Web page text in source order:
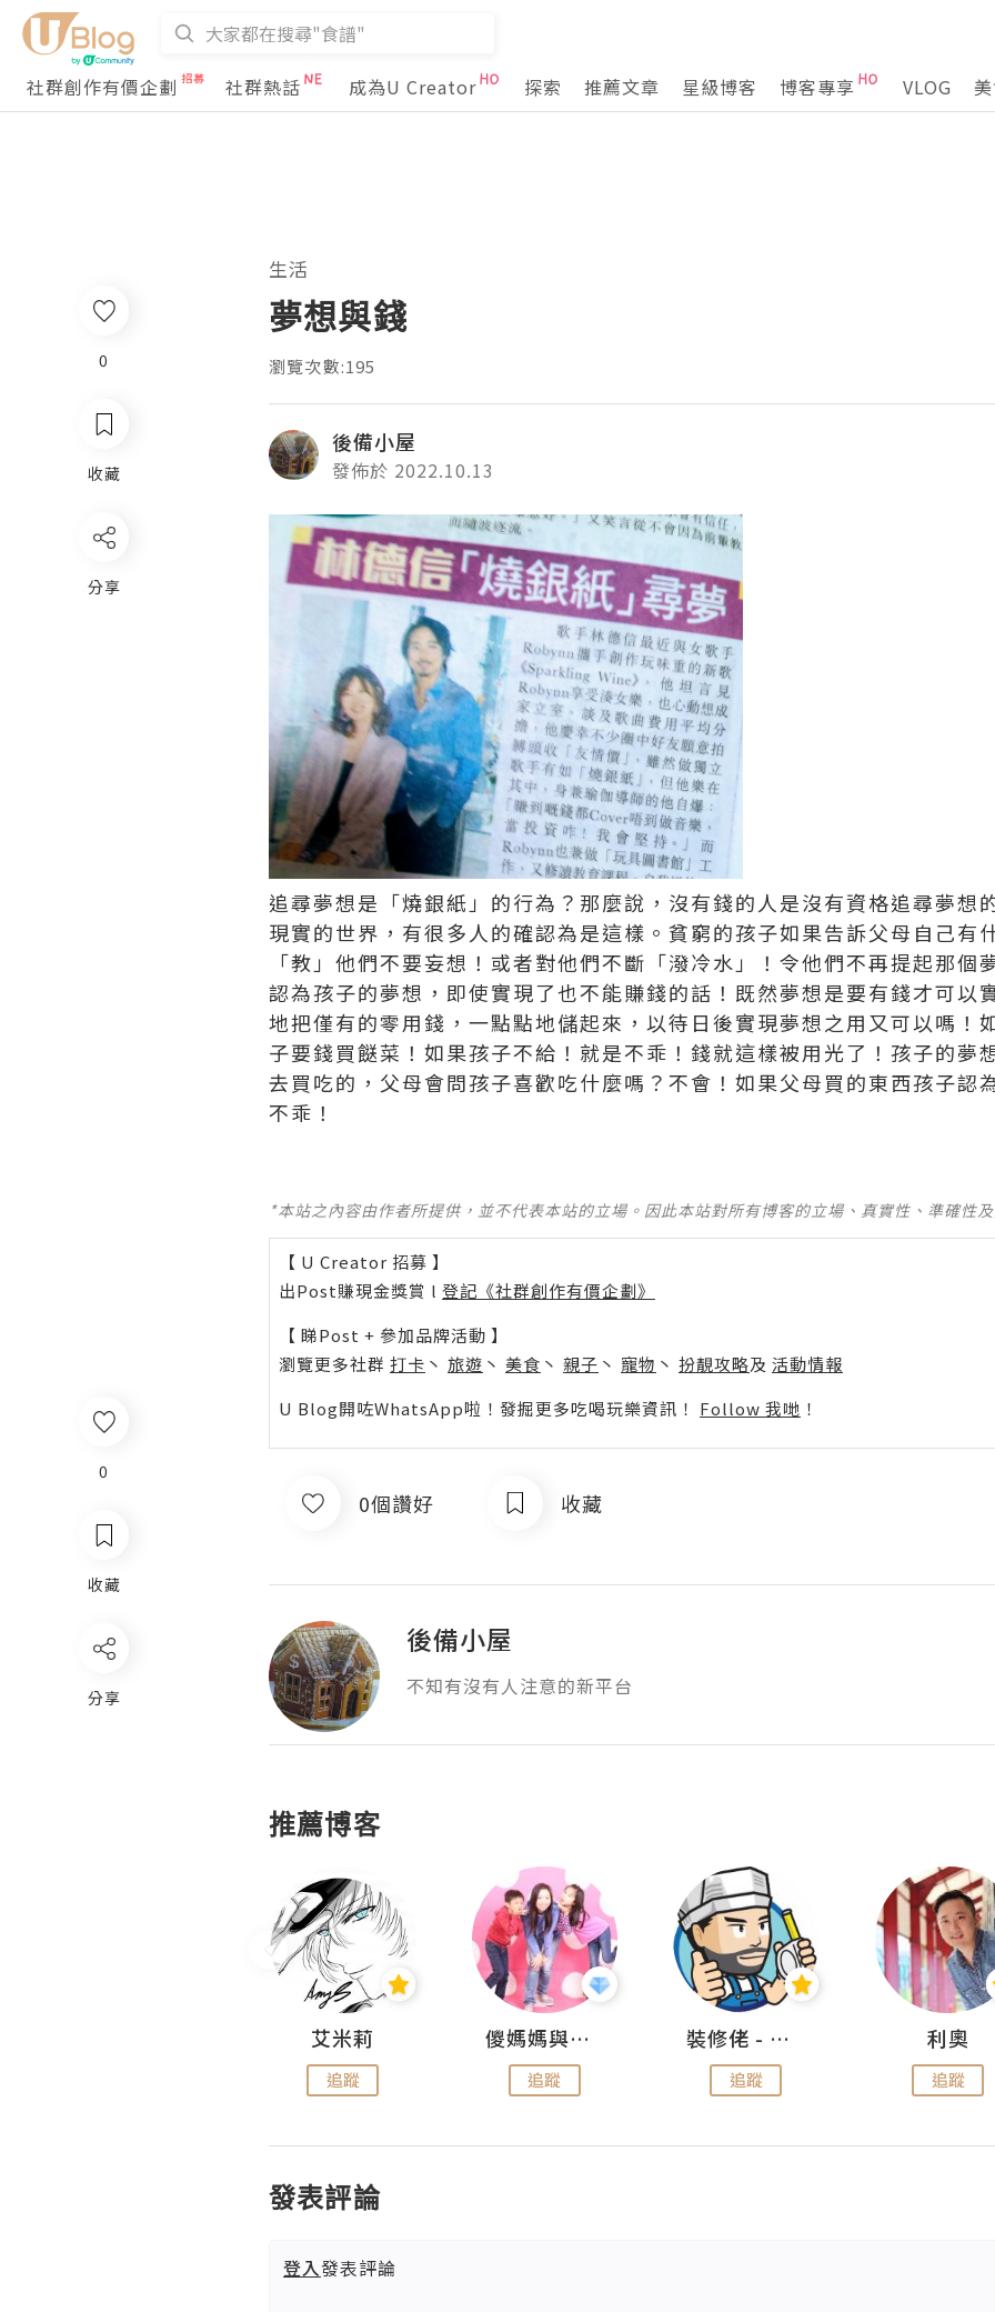
社群創作有價企劃 社群熱話 成為U Creator 探索 推薦文章 星級博客 博客專享 VLOG
0
收藏
分享
生活
夢想與錢
瀏覽次數:195
後備小屋
發佈於 2022.10.13
追尋夢想是「燒銀紙」的行為？那麼說，沒有錢的人是沒有資格追尋夢想
現實的世界，有很多人的確認為是這樣。貧窮的孩子如果告訴父母自己有
「教」他們不要妄想！或者對他們不斷「潑冷水」！令他們不再提起那個
認為孩子的夢想，即使實現了也不能賺錢的話！既然夢想是要有錢才可以
地把僅有的零用錢，一點點地儲起來，以待日後實現夢想之用又可以嗎！
子要錢買餸菜！如果孩子不給！就是不乖！錢就這樣被用光了！孩子的夢
去買吃的，父母會問孩子喜歡吃什麼嗎？不會！如果父母買的東西孩子認
不乖！
*本站之內容由作者所提供，並不代表本站的立場。因此本站對所有博客的立場、真實性、準確性
【 U Creator 招募 】
出Post賺現金獎賞 l 登記《社群創作有價企劃》
【 睇Post + 參加品牌活動 】
瀏覽更多社群 打卡 丶 旅遊 丶 美食 丶 親子 丶 寵物 丶 扮靚攻略及 活動情報
U Blog開咗WhatsApp啦！發掘更多吃喝玩樂資訊！ Follow 我哋 ！
0個讚好 收藏
後備小屋
不知有沒有人注意的新平台
推薦博客
艾米莉
追蹤
儍媽媽與兩隻小魔怪之家
追蹤
裝修佬 - 香港一站式網上裝修平台
追蹤
利奧
追蹤
發表評論
登入發表評論
0
收藏
分享